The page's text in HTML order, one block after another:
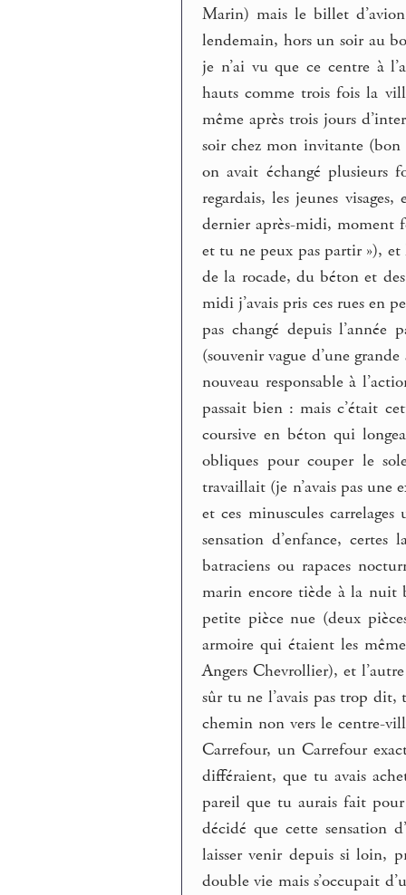
Marin) mais le billet
lendemain, hors un soir au
je n’ai vu que ce centre à
hauts comme trois fois la
même après trois jours
soir chez mon invitante
on avait échangé
regardais, les jeunes
dernier après-midi, moment
et tu ne peux pas partir »),
de la rocade, du béton et
midi j’avais pris ces rues en
pas changé depuis l’année
(souvenir vague d’une
nouveau responsable à
passait bien : mais c’était
coursive en béton qui
obliques pour couper le
travaillait (je n’avais pas une
et ces minuscules
sensation d’enfance,
batraciens ou rapaces
marin encore tiède à la nuit
petite pièce nue (deux
armoire qui étaient les
Angers Chevrollier), et
sûr tu ne l’avais pas trop dit,
chemin non vers le centre-
Carrefour, un Carrefour
différaient, que tu avais
pareil que tu aurais fait pour
décidé que cette sensation
laisser venir depuis si loin,
double vie mais s’occupait